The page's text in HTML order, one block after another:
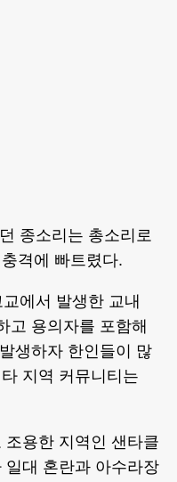
종소리는 총소리로
격에 빠트렸다.
에서 발생한 교내
고 용의자를 포함해
생하자 한인들이 많
지역 커뮤니티는
용한 지역인 샌타클
일대 혼란과 아수라장